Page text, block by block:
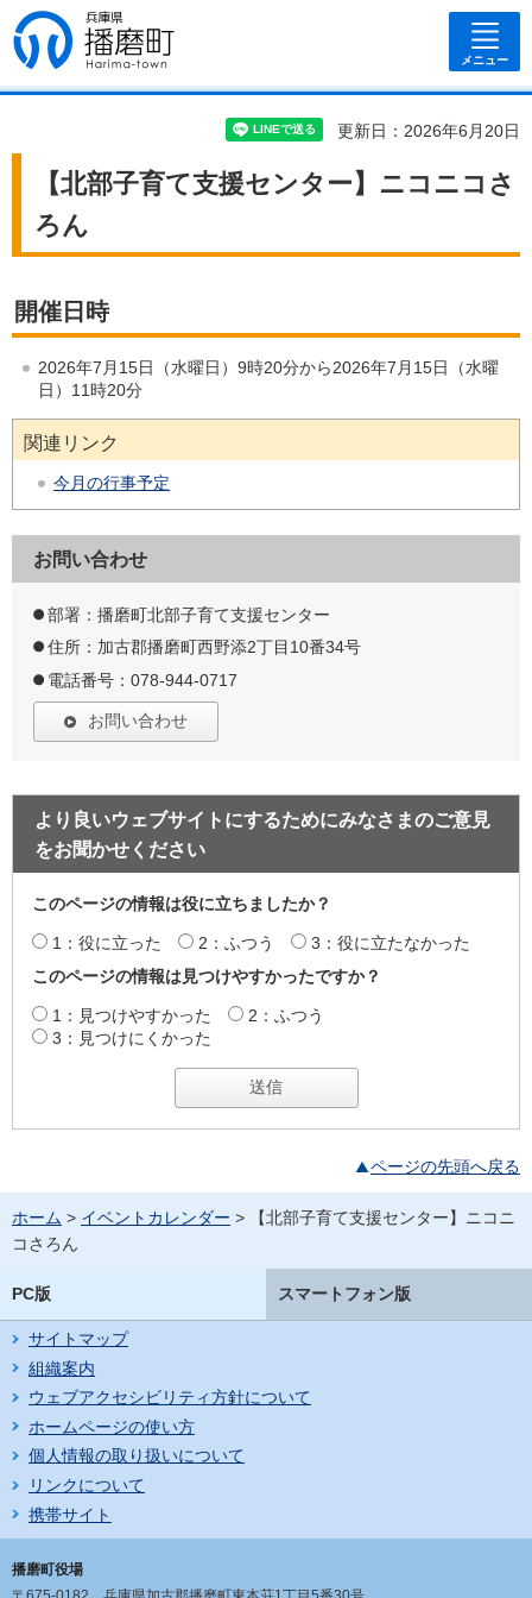
兵庫県 播磨
町
メニュー
更新日：2026年6月20日
【北部子育て支援センター】ニコニコさ
ろん
開催日時
2026年7月15日（水曜日）9時20分から2026年7月15日（水曜
日）11時20分
関連リンク
今月の行事予定
お問い合わせ
部署：播磨町北部子育て支援センター
住所：加古郡播磨町西野添2丁目10番34号
電話番号：078-944-0717
お問い合わせ
より良いウェブサイトにするためにみなさまのご意見
をお聞かせください
このページの情報は役に立ちましたか？
1：役に立った 2：ふつう
3：役に立たなかった
このページの情報は見つけやすかったですか？
1：見つけやすかった
2：ふつう
3：見つけにくかった
ページの先頭へ戻る
ホーム > イベントカレンダー > 【北部子育て支援センター】ニコニ
コさろん
PC版 スマートフォン版
サイトマップ
組織案内
ウェブアクセシビリティ方針について
ホームページの使い方
個人情報の取り扱いについて
リンクについて
携帯サイト
播磨町役場